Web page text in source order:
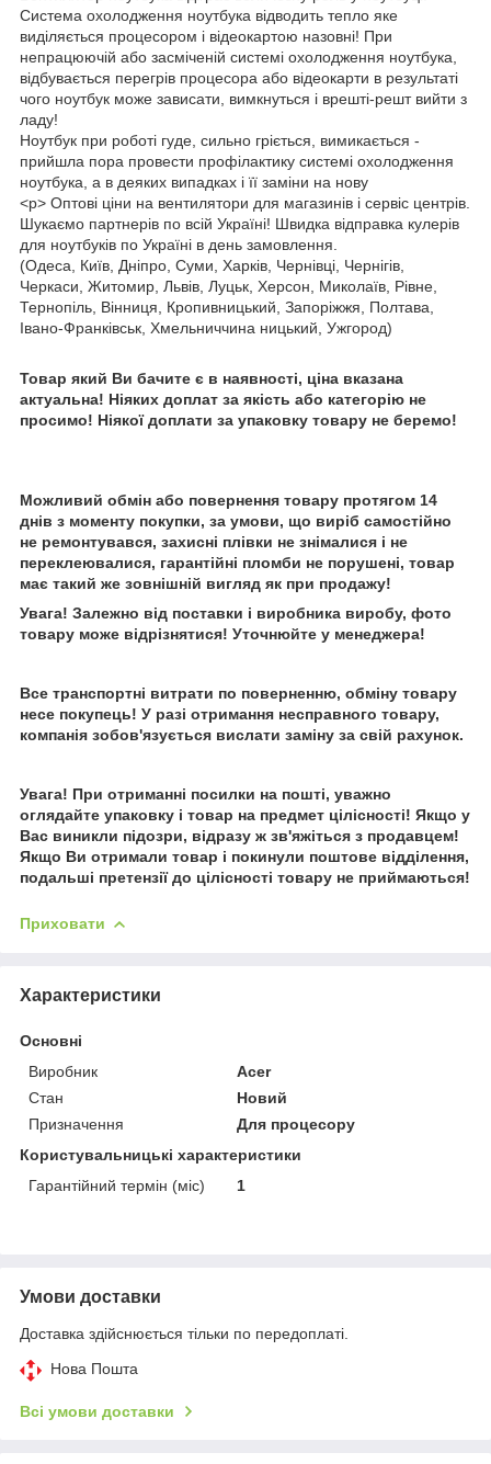
Система охолодження ноутбука відводить тепло яке
виділяється процесором і відеокартою назовні! При
непрацюючій або засміченій системі охолодження ноутбука,
відбувається перегрів процесора або відеокарти в результаті
чого ноутбук може зависати, вимкнуться і врешті-решт вийти з
ладу!
Ноутбук при роботі гуде, сильно гріється, вимикається -
прийшла пора провести профілактику системі охолодження
ноутбука, а в деяких випадках і її заміни на нову
<р> Оптові ціни на вентилятори для магазинів і сервіс центрів.
Шукаємо партнерів по всій Україні! Швидка відправка кулерів
для ноутбуків по Україні в день замовлення.
(Одеса, Київ, Дніпро, Суми, Харків, Чернівці, Чернігів,
Черкаси, Житомир, Львів, Луцьк, Херсон, Миколаїв, Рівне,
Тернопіль, Вінниця, Кропивницький, Запоріжжя, Полтава,
Івано-Франківськ, Хмельниччина ницький, Ужгород)
Товар який Ви бачите є в наявності, ціна вказана
актуальна! Ніяких доплат за якість або категорію не
просимо! Ніякої доплати за упаковку товару не беремо!
Можливий обмін або повернення товару протягом 14
днів з моменту покупки, за умови, що виріб самостійно
не ремонтувався, захисні плівки не знімалися і не
переклеювалися, гарантійні пломби не порушені, товар
має такий же зовнішній вигляд як при продажу!
Увага! Залежно від поставки і виробника виробу, фото
товару може відрізнятися! Уточнюйте у менеджера!
Bce транспортні витрати по поверненню, обміну товару
несе покупець! У разі отримання несправного товару,
компанія зобов'язується вислати заміну за свій рахунок.
Увага! При отриманні посилки на пошті, уважно
оглядайте упаковку і товар на предмет цілісності! Якщо у
Вас виникли підозри, відразу ж зв'яжіться з продавцем!
Якщо Ви отримали товар і покинули поштове відділення,
подальші претензії до цілісності товару не приймаються!
Приховати
Характеристики
Основні
Виробник
Acer
Стан
Новий
Призначення
Для процесору
Користувальницькі характеристики
Гарантійний термін (міс)
1
Умови доставки
Доставка здійснюється тільки по передоплаті.
Нова Пошта
Всі умови доставки